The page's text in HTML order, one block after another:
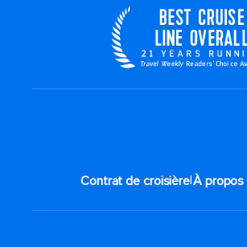
Contrat de croisière|À propos